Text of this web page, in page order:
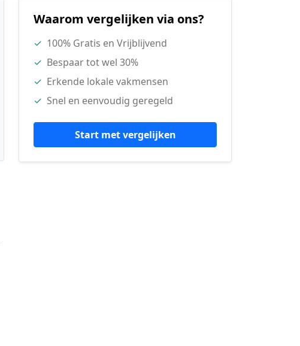
Waarom vergelijken via ons?
✓ 100% Gratis en Vrijblijvend
✓ Bespaar tot wel 30%
✓ Erkende lokale vakmensen
✓ Snel en eenvoudig geregeld
Start met vergelijken